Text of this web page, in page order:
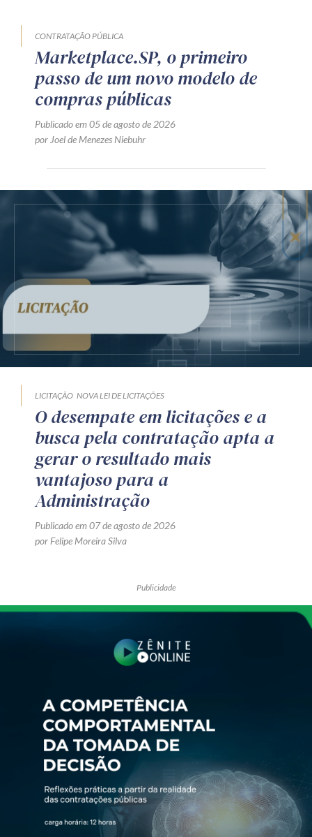
CONTRATAÇÃO PÚBLICA
Marketplace.SP, o primeiro
passo de um novo modelo de
compras públicas
Publicado em 05 de agosto de 2026
por Joel de Menezes Niebuhr
LICITAÇÃO NOVA LEI DE LICITAÇÕES
O desempate em licitações e a
busca pela contratação apta a
gerar o resultado mais
vantajoso para a
Administração
Publicado em 07 de agosto de 2026
por Felipe Moreira Silva
Publicidade